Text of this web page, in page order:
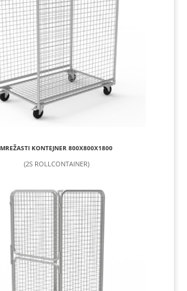
MREŽASTI KONTEJNER 800X800X1800
(2S ROLLCONTAINER)